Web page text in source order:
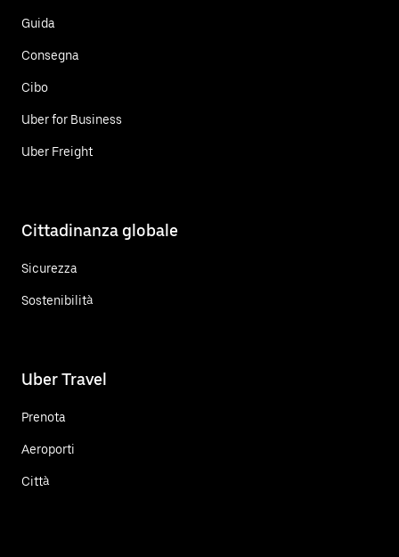
Guida
Consegna
Cibo
Uber for Business
Uber Freight
Cittadinanza globale
Sicurezza
Sostenibilità
Uber Travel
Prenota
Aeroporti
Città